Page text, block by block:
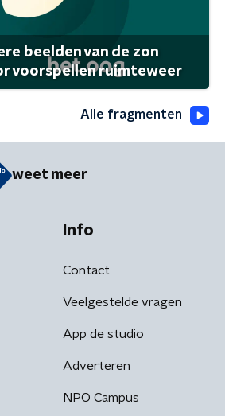
beelden van de zon
voorspellen ruimteweer
Alle fragmenten
weet meer
Info
Contact
Veelgestelde vragen
App de studio
Adverteren
NPO Campus